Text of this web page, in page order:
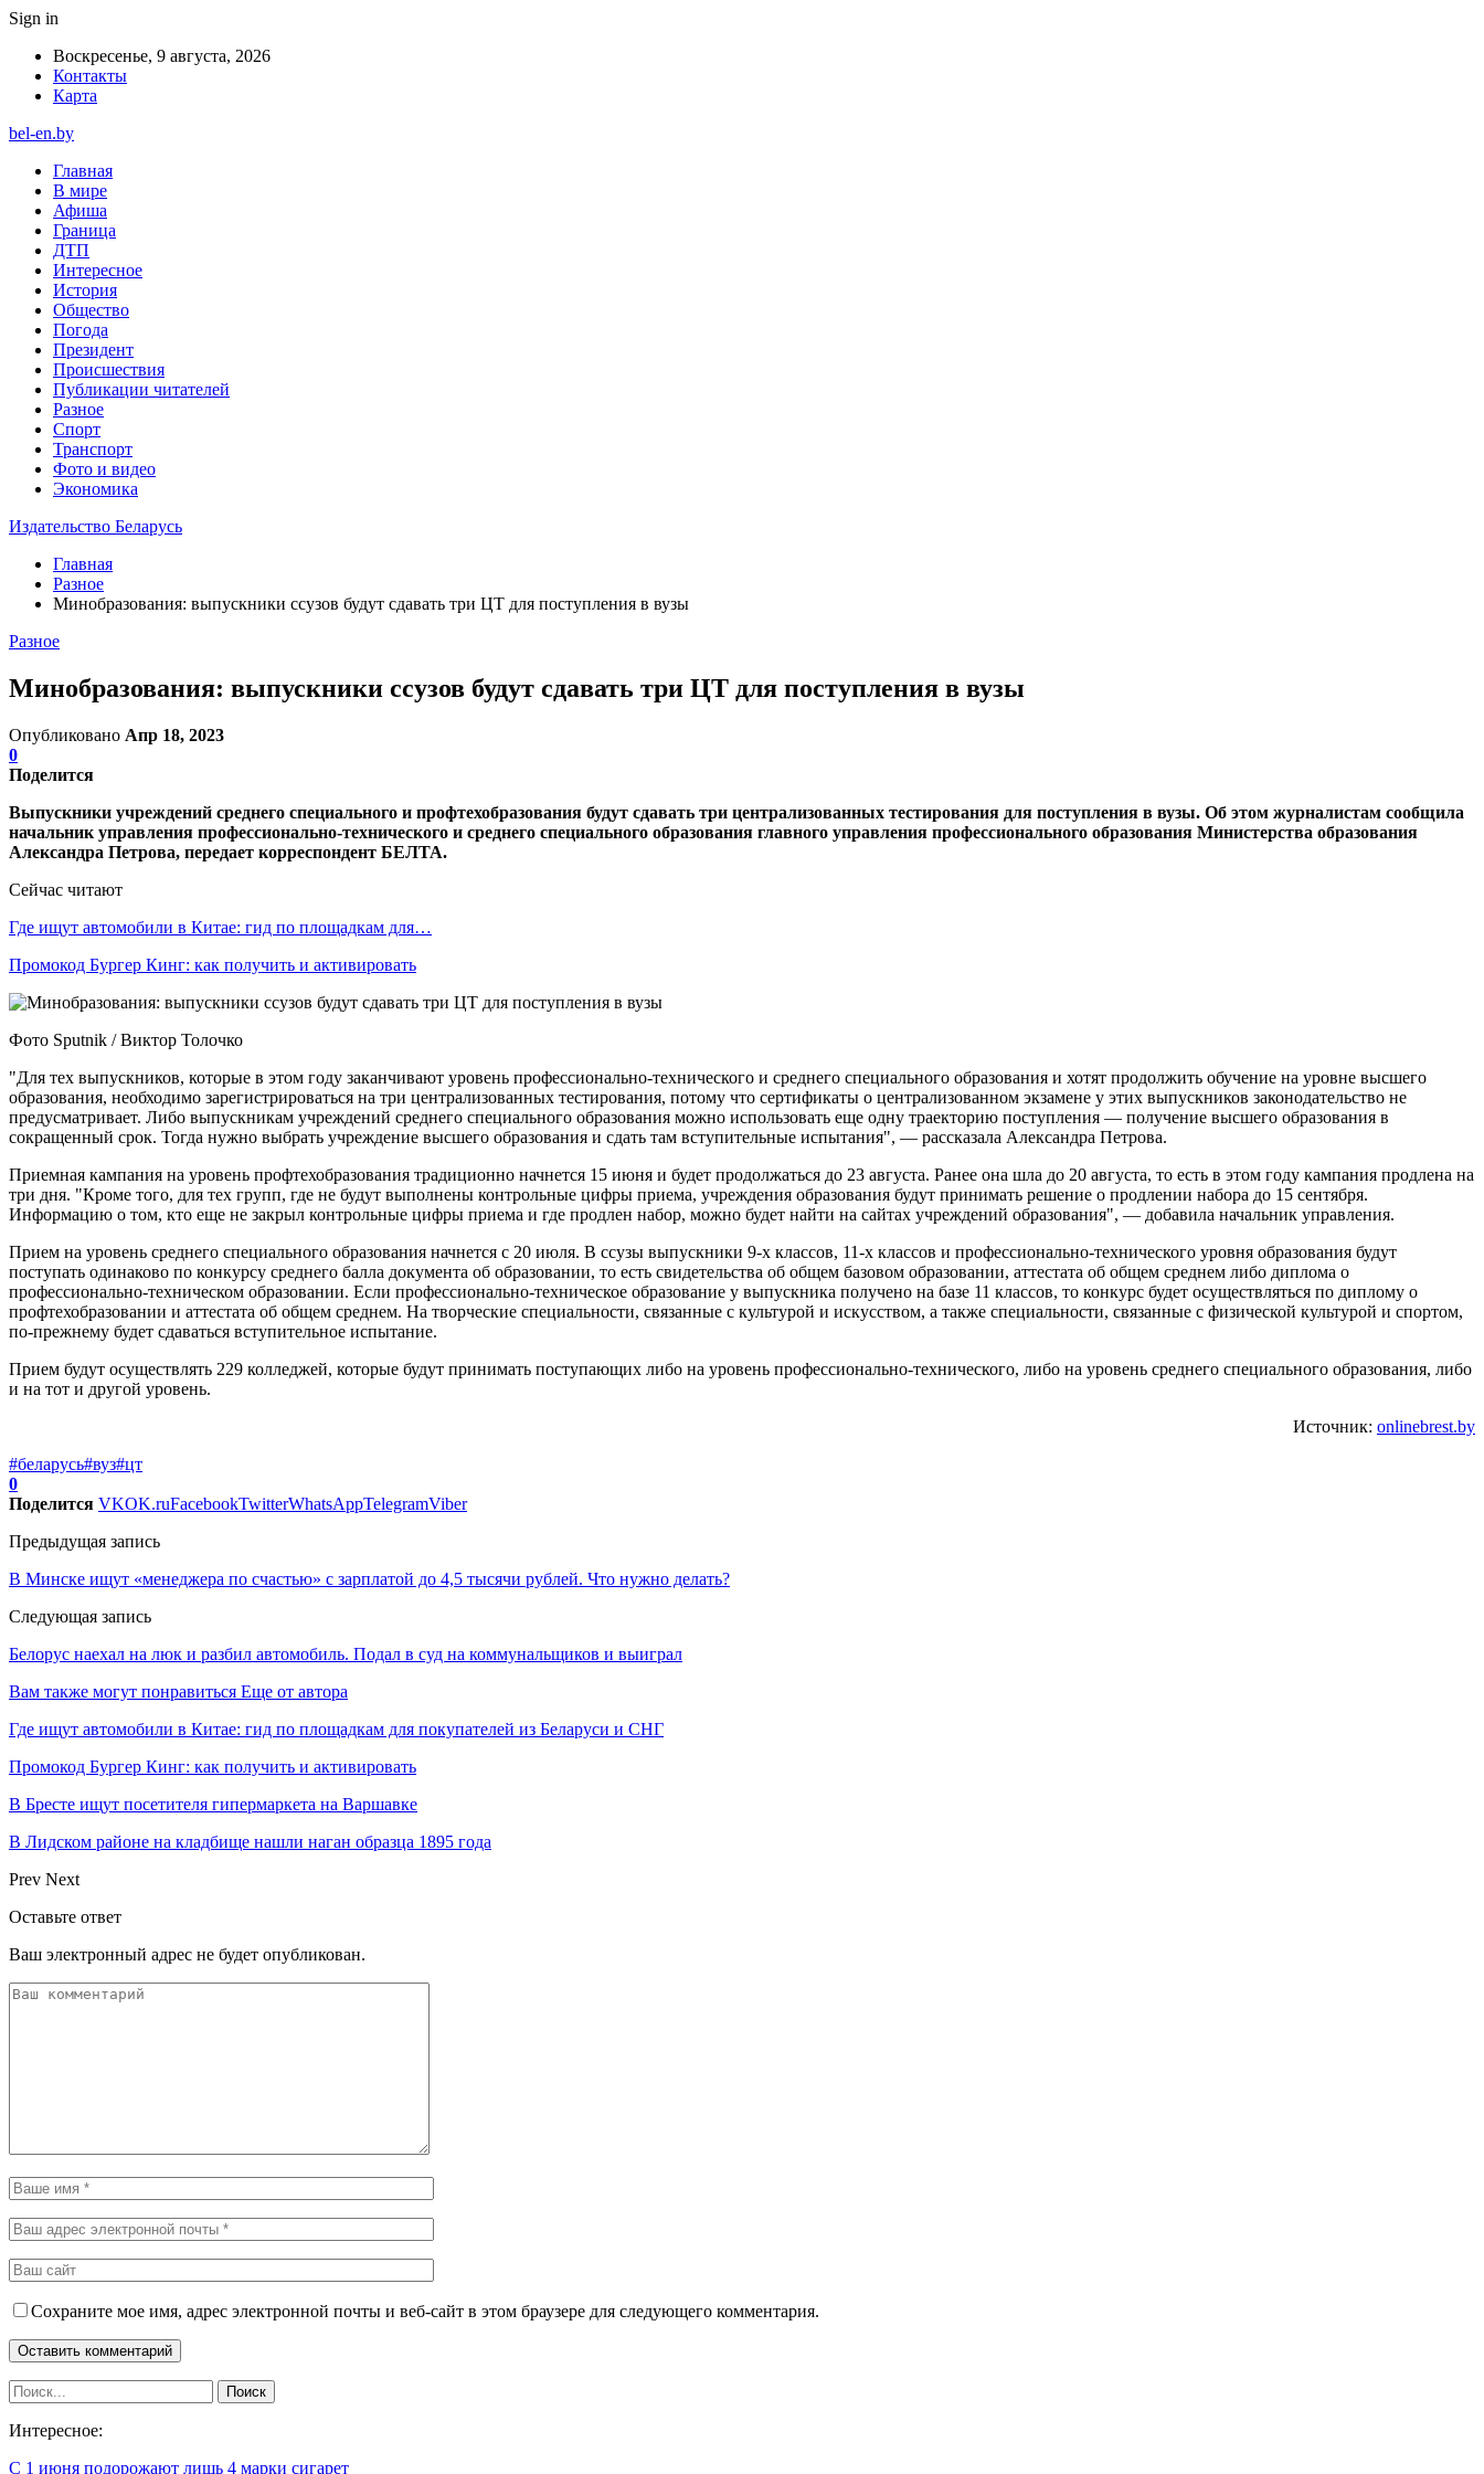
Sign in
Воскресенье, 9 августа, 2026
Контакты
Карта
bel-en.by
Главная
В мире
Афиша
Граница
ДТП
Интересное
История
Общество
Погода
Президент
Происшествия
Публикации читателей
Разное
Спорт
Транспорт
Фото и видео
Экономика
Издательство Беларусь
Главная
Разное
Минобразования: выпускники ссузов будут сдавать три ЦТ для поступления в вузы
Разное
Минобразования: выпускники ссузов будут сдавать три ЦТ для поступления в вузы
Опубликовано Апр 18, 2023
0
Поделится
Выпускники учреждений среднего специального и профтехобразования будут сдавать три централизованных тестирования для поступления в вузы. Об этом журналистам сообщила
начальник управления профессионально-технического и среднего специального образования главного управления профессионального образования Министерства образования
Александра Петрова, передает корреспондент БЕЛТА.
Сейчас читают
Где ищут автомобили в Китае: гид по площадкам для…
Промокод Бургер Кинг: как получить и активировать
Фото Sputnik / Виктор Толочко
"Для тех выпускников, которые в этом году заканчивают уровень профессионально-технического и среднего специального образования и хотят продолжить обучение на уровне высшего
образования, необходимо зарегистрироваться на три централизованных тестирования, потому что сертификаты о централизованном экзамене у этих выпускников законодательство не
предусматривает. Либо выпускникам учреждений среднего специального образования можно использовать еще одну траекторию поступления — получение высшего образования в
сокращенный срок. Тогда нужно выбрать учреждение высшего образования и сдать там вступительные испытания", — рассказала Александра Петрова.
Приемная кампания на уровень профтехобразования традиционно начнется 15 июня и будет продолжаться до 23 августа. Ранее она шла до 20 августа, то есть в этом году кампания продлена на
три дня. "Кроме того, для тех групп, где не будут выполнены контрольные цифры приема, учреждения образования будут принимать решение о продлении набора до 15 сентября.
Информацию о том, кто еще не закрыл контрольные цифры приема и где продлен набор, можно будет найти на сайтах учреждений образования", — добавила начальник управления.
Прием на уровень среднего специального образования начнется с 20 июля. В ссузы выпускники 9-х классов, 11-х классов и профессионально-технического уровня образования будут
поступать одинаково по конкурсу среднего балла документа об образовании, то есть свидетельства об общем базовом образовании, аттестата об общем среднем либо диплома о
профессионально-техническом образовании. Если профессионально-техническое образование у выпускника получено на базе 11 классов, то конкурс будет осуществляться по диплому о
профтехобразовании и аттестата об общем среднем. На творческие специальности, связанные с культурой и искусством, а также специальности, связанные с физической культурой и спортом,
по-прежнему будет сдаваться вступительное испытание.
Прием будут осуществлять 229 колледжей, которые будут принимать поступающих либо на уровень профессионально-технического, либо на уровень среднего специального образования, либо
и на тот и другой уровень.
Источник: onlinebrest.by
#беларусь#вуз#цт
0
Поделится VKOK.ruFacebookTwitterWhatsAppTelegramViber
Предыдущая запись
В Минске ищут «менеджера по счастью» с зарплатой до 4,5 тысячи рублей. Что нужно делать?
Следующая запись
Белорус наехал на люк и разбил автомобиль. Подал в суд на коммунальщиков и выиграл
Вам также могут понравиться Еще от автора
Где ищут автомобили в Китае: гид по площадкам для покупателей из Беларуси и СНГ
Промокод Бургер Кинг: как получить и активировать
В Бресте ищут посетителя гипермаркета на Варшавке
В Лидском районе на кладбище нашли наган образца 1895 года
Prev Next
Оставьте ответ
Ваш электронный адрес не будет опубликован.
Сохраните мое имя, адрес электронной почты и веб-сайт в этом браузере для следующего комментария.
Интересное:
С 1 июня подорожают лишь 4 марки сигарет